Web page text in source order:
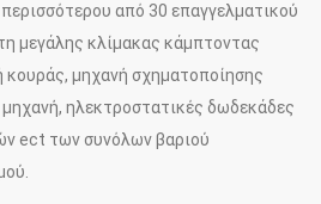
από 30 επαγγελματικού
μεγάλης κλίμακας κάμπτοντας
μηχανή σχηματοποίησης
ηλεκτροστατικές δωδεκάδες
ect των συνόλων βαριού